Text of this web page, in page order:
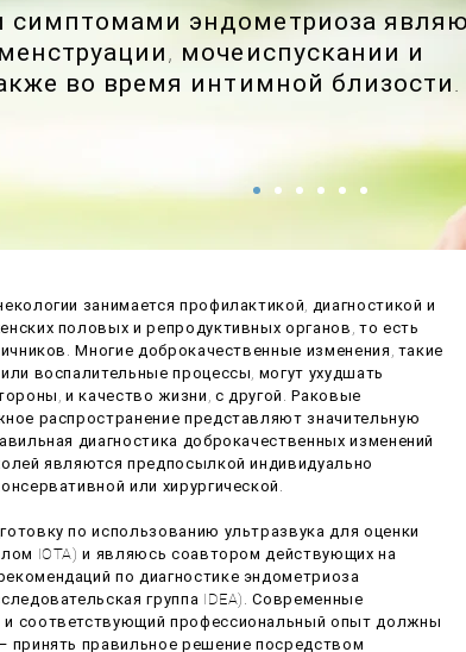
симптомами эндометриоза
мочеиспускании и
во время интимной близости.
занимается профилактикой, диагностикой и
половых и репродуктивных органов, то есть
Многие доброкачественные изменения, такие
воспалительные процессы, могут ухудшать
и качество жизни, с другой. Раковые
распространение представляют значительную
диагностика доброкачественных изменений
являются предпосылкой индивидуально
или хирургической.
по использованию ультразвука для оценки
IOTA) и являюсь соавтором действующих на
по диагностике эндометриоза
группа IDEA). Современные
соответствующий профессиональный опыт должны
принять правильное решение посредством